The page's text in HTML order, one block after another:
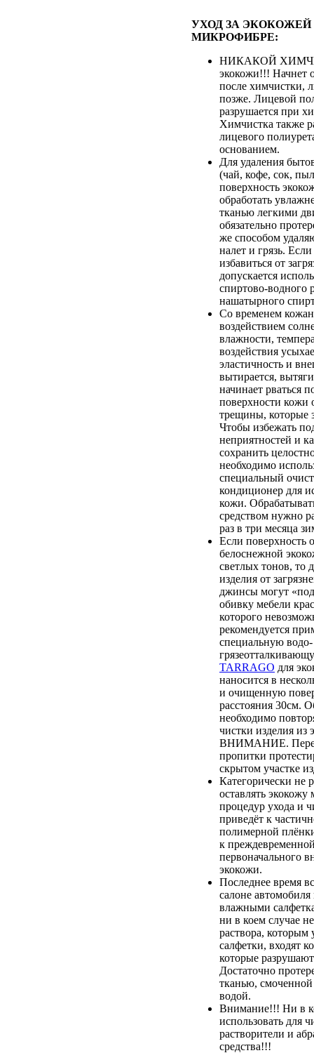
УХОД ЗА ЭКОКОЖЕЙ
МИКРОФИБРЕ:
НИКАКОЙ
экокожи!!! Начнет
после химчистки,
позже. Лицевой
разрушается при
Химчистка также
лицевого
основанием.
Для удаления
(чай, кофе, сок,
поверхность
обработать
тканью легкими
обязательно
же способом
налет и грязь.
избавиться от
допускается
спиртово-водного
нашатырного
Со временем
воздействием
влажности,
воздействия
эластичность и
вытирается,
начинает рваться
поверхности кожи
трещины, которые
Чтобы избежать
неприятностей и
сохранить
необходимо
специальный
кондиционер для
кожи.
средством нужно
раз в три месяца
Если поверхность
белоснежной
светлых тонов, то
изделия от
джинсы могут
обивку мебели
которого
рекомендуется
специальную
TARRAGO для
наносится в
и очищенную
расстояния 30см.
необходимо
чистки изделия из
ВНИМАНИЕ.
пропитки
скрытом участке
Категорически не
оставлять экокожу
процедур ухода и
приведёт к
полимерной
к
первоначального
экокожи.
Последнее время
салоне
влажными
ни в коем случае
раствора,
салфетки, входят
которые
Достаточно
тканью,
водой.
Внимание!!! Ни в
использовать для
растворители и
средства!!!